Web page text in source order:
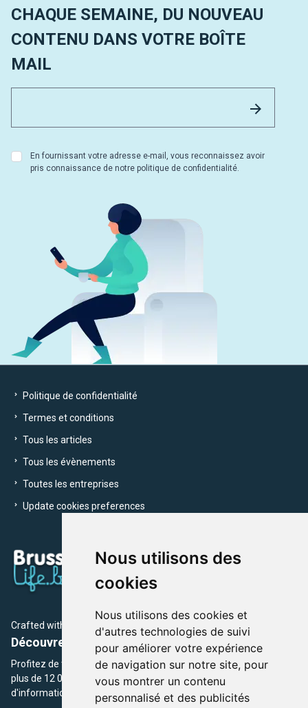
Nous utilisons des
cookies
Nous utilisons des cookies et
d'autres technologies de suivi
pour améliorer votre expérience
de navigation sur notre site, pour
vous montrer un contenu
personnalisé et des publicités
CHAQUE SEMAINE, DU NOUVEAU
CONTENU DANS VOTRE BOÎTE
MAIL
En fournissant votre adresse e-mail, vous reconnaissez avoir
pris connaissance de notre politique de confidentialité.
Politique de confidentialité
Termes et conditions
Tous les articles
Tous les évènements
Toutes les entreprises
Update cookies preferences
Crafted with by Brusselslife Team
Découvrez plus de 12 000 adresses et événements
Profitez de toutes les sections de BrusselsLife.be et découvrez
plus de 12 000 adresses et un grand choix d'événements,
d'informations et de conseils et astuces de notre écriture.